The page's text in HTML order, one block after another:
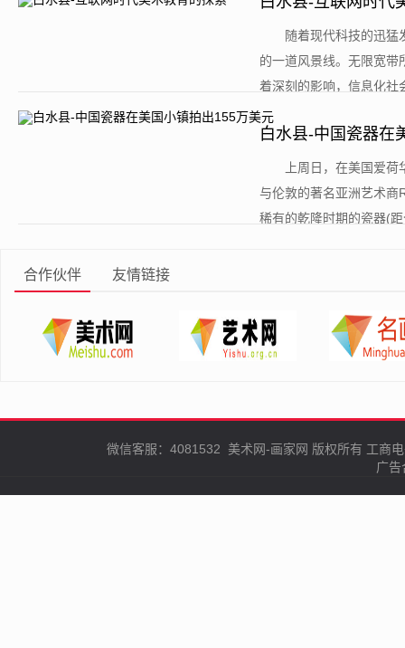
随着现代科技的迅猛
的一道风景线。无限宽带
着深刻的影响，信息化社
白水县-中国瓷器在
上周日，在美国爱
与伦敦的著名亚洲艺术商
稀有的乾隆时期的瓷器(
合作伙伴 友情链接
微信客服：4081532 美术网-画家网 版权所有 工商
广